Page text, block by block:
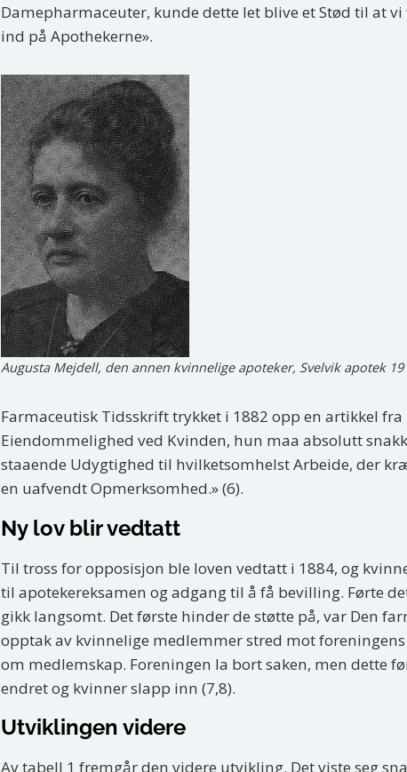
Damepharmaceuter, kunde dette let blive et Stød til at
ind på Apothekerne».
Augusta Mejdell, den annen kvinnelige apoteker, Svelvik apotek
Farmaceutisk Tidsskrift trykket i 1882 opp en artikkel
Eiendommelighed ved Kvinden, hun maa absolutt
staaende Udygtighed til hvilketsomhelst Arbeide, der
en uafvendt Opmerksomhed.» (6).
Ny lov blir vedtatt
Til tross for opposisjon ble loven vedtatt i 1884, og
til apotekereksamen og adgang til å få bevilling. Førte
gikk langsomt. Det første hinder de støtte på, var Den
opptak av kvinnelige medlemmer stred mot
om medlemskap. Foreningen la bort saken, men dette
endret og kvinner slapp inn (7,8).
Utviklingen videre
Av tabell 1 fremgår den videre utvikling. Det viste seg